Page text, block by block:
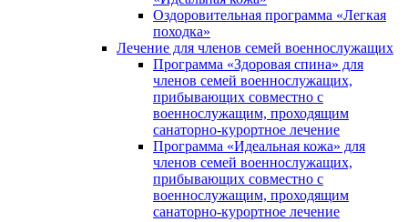
Оздоровительная программа «Легкая
походка»
Лечение для членов семей военнослужащих
Программа «Здоровая спина» для
членов семей военнослужащих,
прибывающих совместно с
военнослужащим, проходящим
санаторно-курортное лечение
Программа «Идеальная кожа» для
членов семей военнослужащих,
прибывающих совместно с
военнослужащим, проходящим
санаторно-курортное лечение